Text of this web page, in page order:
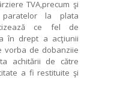
TVA,precum şi
la plata
ce fel de
în drept a acţiunii
vorba de dobanziie
achitării de către
a fi restituite şi